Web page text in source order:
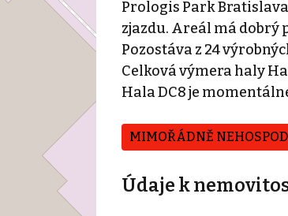
Prologis Park
zjazdu. Areál má dobrý
Pozostáva z 24
Celková výmera haly
Hala DC8 je
MIMOŘÁDNĚ
Údaje k